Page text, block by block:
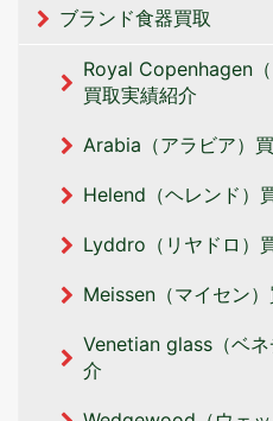
ブランド食器買取
Royal Copenhagen（
買取実績紹介
Arabia（アラビア）
Helend（ヘレンド）
Lyddro（リヤドロ）
Meissen（マイセン
Venetian glass（ベ
介